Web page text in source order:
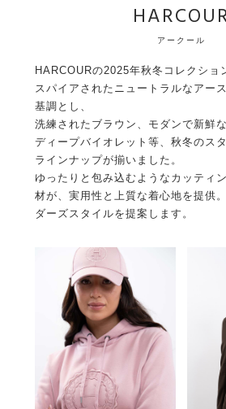
アークール
HARCOURの2025年秋冬コレクショ
スパイアされたニュートラルなアー
基調とし、
洗練されたブラウン、モダンで新鮮
ディープバイオレット等、秋冬のス
ラインナップが揃いました。
ゆったりと包み込むようなカッティ
材が、実用性と上質な着心地を提供
ダーズスタイルを提案します。